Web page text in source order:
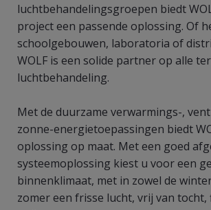
luchtbehandelingsgroepen biedt
project een passende oplossing. Of
schoolgebouwen, laboratoria of
WOLF is een solide partner op alle
luchtbehandeling.
Met de duurzame verwarmings-,
zonne-energietoepassingen biedt
oplossing op maat. Met een goed
systeemoplossing kiest u voor een
binnenklimaat, met in zowel de
zomer een frisse lucht, vrij van